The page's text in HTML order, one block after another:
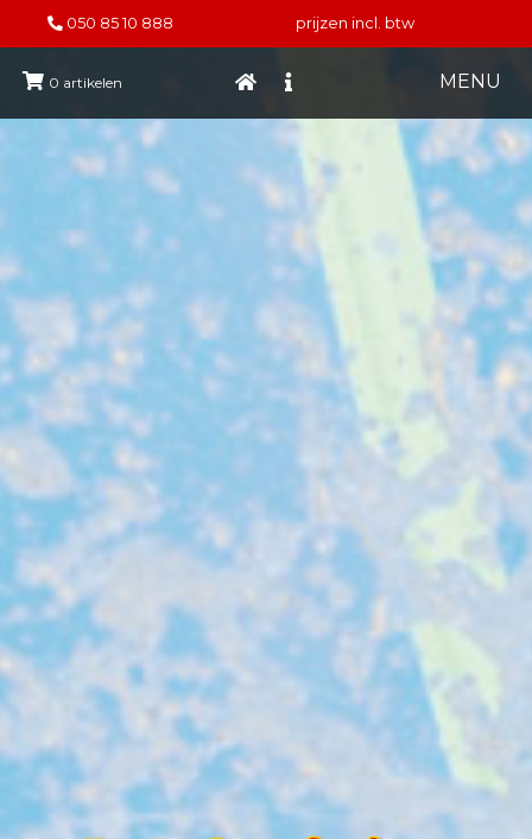
050 85 10 888 prijzen incl. btw
0 artikelen MENU